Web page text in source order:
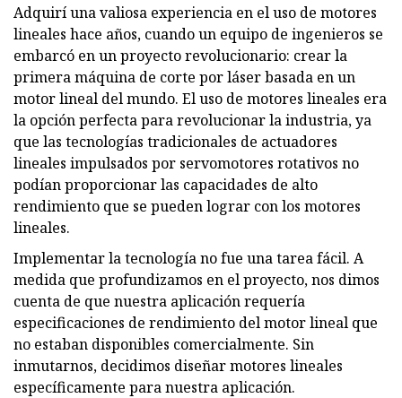
Adquirí una valiosa experiencia en el uso de motores
lineales hace años, cuando un equipo de ingenieros se
embarcó en un proyecto revolucionario: crear la
primera máquina de corte por láser basada en un
motor lineal del mundo. El uso de motores lineales era
la opción perfecta para revolucionar la industria, ya
que las tecnologías tradicionales de actuadores
lineales impulsados ​​por servomotores rotativos no
podían proporcionar las capacidades de alto
rendimiento que se pueden lograr con los motores
lineales.
Implementar la tecnología no fue una tarea fácil. A
medida que profundizamos en el proyecto, nos dimos
cuenta de que nuestra aplicación requería
especificaciones de rendimiento del motor lineal que
no estaban disponibles comercialmente. Sin
inmutarnos, decidimos diseñar motores lineales
específicamente para nuestra aplicación.